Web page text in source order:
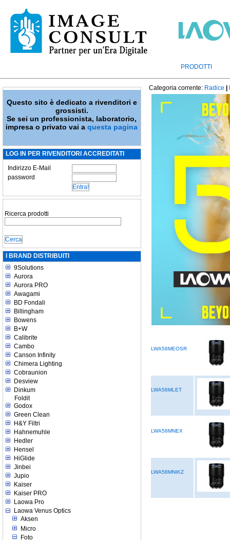
PRODOTTI
Questo sito è dedicato a rivenditori e
grossisti.
Se sei un professionista, laboratorio,
impresa o privato vai aquesta pagina
LOG IN PER RIVENDITORI ACCREDITATI
Indirizzo E-Mail
password
Ricerca prodotti
I BRAND DISTRIBUITI
9Solutions
Aurora
Aurora PRO
Awagami
BD Fondali
Billingham
Bowens
B+W
Calibrite
Cambo
Canson Infinity
Chimera Lighting
Cobraunion
Desview
Dinkum
Foldit
Godox
Green Clean
H&Y Filtri
Hahnemuhle
Hedler
Hensel
HiGlide
Jinbei
Jupio
Kaiser
Kaiser PRO
Laowa Pro
Laowa Venus Optics
Aksen
Micro
Foto
Categoria corrente: Radice
LWA58MEOSR
LWA58MLET
LWA58MNEX
LWA58MNIKZ